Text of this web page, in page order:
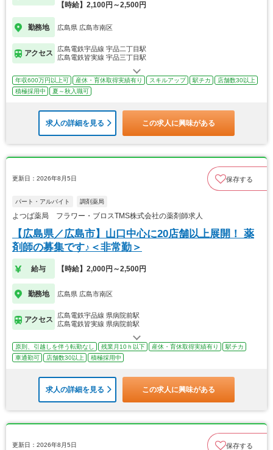
【時給】2,100円～2,500円
勤務地 広島県 広島市南区
アクセス
広島電鉄宇品線 宇品二丁目駅
広島電鉄皆実線 宇品三丁目駅
年収600万円以上可 産休・育休取得実績有り スキルアップ 駅チカ
店舗数30以上
積極採用中
夏～秋入職可
求人の詳細を見る この求人に興味がある
更新日：2026年8月5日 保存する
パート・アルバイト 調剤薬局
よつば薬局 フラワー・ブロスTMS株式会社の薬剤師求人
【広島県／広島市】山口中心に20店舗以上展開！ 薬
剤師の募集です♪＜非常勤＞
給与 【時給】2,000円～2,500円
勤務地 広島県 広島市南区
アクセス
広島電鉄宇品線 県病院前駅
広島電鉄皆実線 県病院前駅
原則、引越しを伴う転勤なし 残業月10ｈ以下 産休・育休取得実績有り
駅チカ
車通勤可
店舗数30以上 積極採用中
求人の詳細を見る この求人に興味がある
更新日：2026年8月5日 保存する